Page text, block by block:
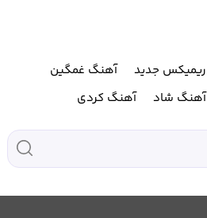
ریمیکس جدید
آهنگ غمگین
آهنگ شاد آهنگ کردی